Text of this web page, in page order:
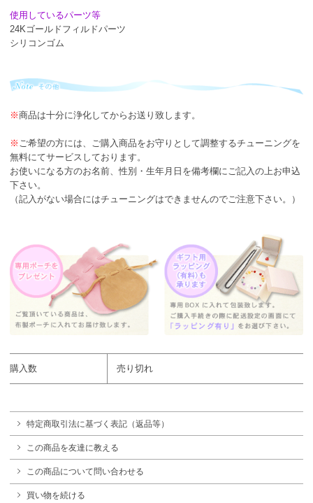
使用しているパーツ等
24Kゴールドフィルドパーツ
シリコンゴム
※商品は十分に浄化してからお送り致します。
※ ご希望の方には、ご購入商品をお守りとして調整するチューニングを
無料にてサービスしております。
お使いになる方のお名前、性別・生年月日を備考欄にご記入の上お申込
下さい。
（記入がない場合にはチューニングはできませんのでご注意下さい。）
購入数 売り切れ
特定商取引法に基づく表記（返品等）
この商品を友達に教える
この商品について問い合わせる
買い物を続ける